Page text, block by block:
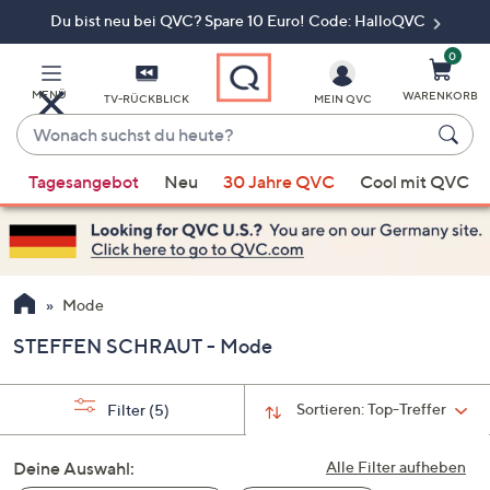
Du bist neu bei QVC? Spare 10 Euro! Code: HalloQVC
MENÜ TV-RÜCKBLICK
Wonach
suchst
du
heute?
Vorschläge
verfügbar
sind,
verwenden
Sie
Pfeiltasten
nach
und
nach
unten
MEIN QVC
0
WARENKORB
Tagesangebot Neu 30 Jahre QVC Cool mit QVC
Mode
STEFFEN SCHRAUT - Mode
Sortieren:Top-Treffer
Filter (5)
Alle Filter aufheben
Deine Auswahl: